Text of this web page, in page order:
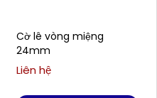
Cờ lê vòng miệng
24mm
Liên hệ